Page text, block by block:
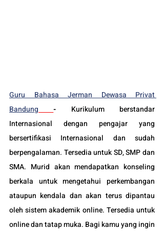
Guru Bahasa Jerman Dewasa Privat
Bandung
-
Kurikulum berstandar
Internasional dengan pengajar yang
bersertifikasi Internasional dan sudah
berpengalaman. Tersedia untuk SD, SMP dan
SMA. Murid akan mendapatkan konseling
berkala untuk mengetahui perkembangan
ataupun kendala dan akan terus dipantau
oleh sistem akademik online. Tersedia untuk
online dan tatap muka. Bagi kamu yang ingin